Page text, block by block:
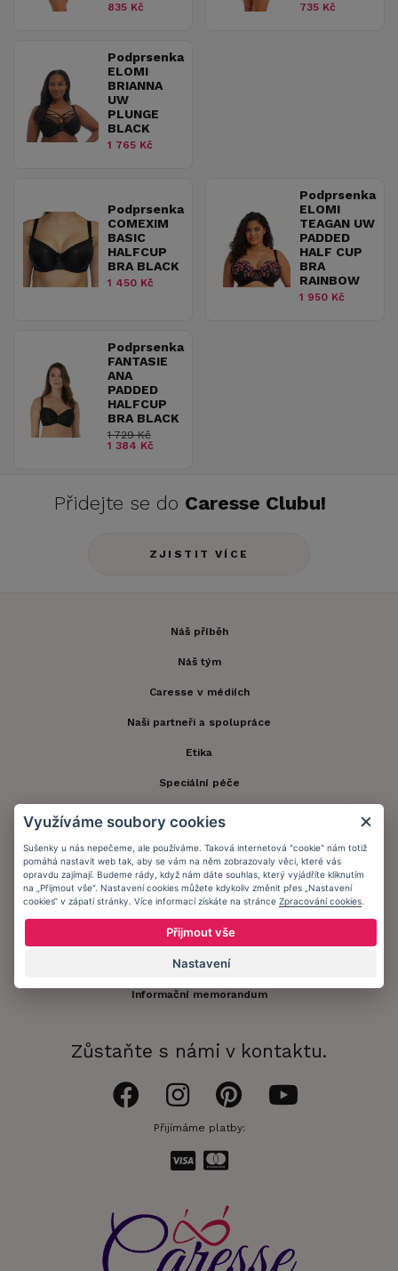
835 Kč 735 Kč
Podprsenka
ELOMI
BRIANNA
UW
PLUNGE
BLACK
1 765 Kč
Podprsenka
COMEXIM
BASIC
HALFCUP
BRA BLACK
1 450 Kč
Podprsenka
ELOMI
TEAGAN UW
PADDED
HALF CUP
BRA
RAINBOW
1 950 Kč
Podprsenka
FANTASIE
ANA
PADDED
HALFCUP
BRA BLACK
1 729 Kč
1 384 Kč
Přidejte se do Caresse Clubu!
ZJISTIT VÍCE
Náš příběh
Náš tým
Caresse v médiích
Naši partneři a spolupráce
Etika
Speciální péče
Kontakt
Zákaznický účet
Registrace zákazníka
Doprava a platba
Obchodní podmínky
Ochrana osobních údajů
Informační memorandum
Zůstaňte s námi v kontaktu.
Přijímáme platby:
Využíváme soubory cookies
Sušenky u nás nepečeme, ale používáme. Taková internetová "cookie" nám totiž
pomáhá nastavit web tak, aby se vám na něm zobrazovaly věci, které vás
opravdu zajímají. Budeme rády, když nám dáte souhlas, který vyjádříte kliknutím
na „Přijmout vše“. Nastavení cookies můžete kdykoliv změnit přes „Nastavení
cookies“ v zápatí stránky. Více informací získáte na stránce Zpracování cookies
Přijmout vše
Nastavení